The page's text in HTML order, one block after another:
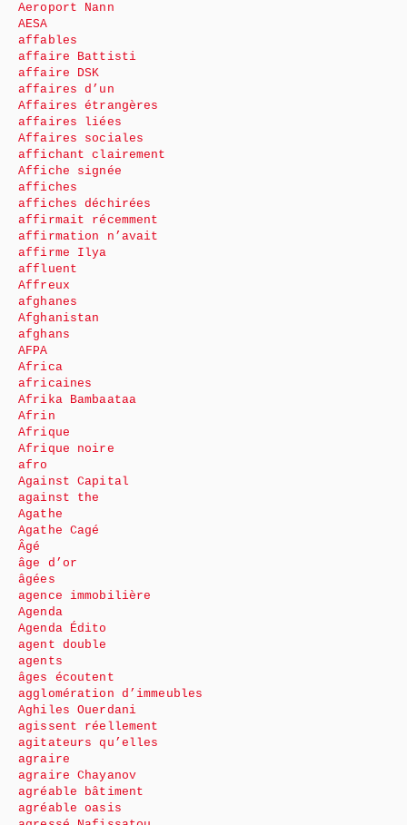
Aeroport Nann
AESA
affables
affaire Battisti
affaire DSK
affaires d’un
Affaires étrangères
affaires liées
Affaires sociales
affichant clairement
Affiche signée
affiches
affiches déchirées
affirmait récemment
affirmation n’avait
affirme Ilya
affluent
Affreux
afghanes
Afghanistan
afghans
AFPA
Africa
africaines
Afrika Bambaataa
Afrin
Afrique
Afrique noire
afro
Against Capital
against the
Agathe
Agathe Cagé
Âgé
âge d’or
âgées
agence immobilière
Agenda
Agenda Édito
agent double
agents
âges écoutent
agglomération d’immeubles
Aghiles Ouerdani
agissent réellement
agitateurs qu’elles
agraire
agraire Chayanov
agréable bâtiment
agréable oasis